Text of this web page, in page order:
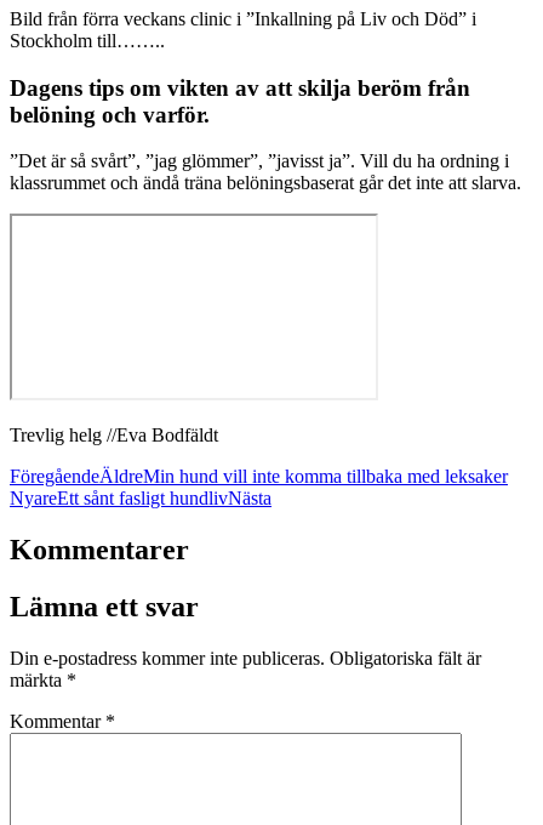
Bild från förra veckans clinic i ”Inkallning på Liv och Död” i
Stockholm till……..
Dagens tips om vikten av att skilja beröm från
belöning och varför.
”Det är så svårt”, ”jag glömmer”, ”javisst ja”. Vill du ha ordning i
klassrummet och ändå träna belöningsbaserat går det inte att slarva.
Trevlig helg //Eva Bodfäldt
FöregåendeÄldreMin hund vill inte komma tillbaka med leksaker
NyareEtt sånt fasligt hundlivNästa
Kommentarer
Lämna ett svar
Din e-postadress kommer inte publiceras. Obligatoriska fält är
märkta *
Kommentar *